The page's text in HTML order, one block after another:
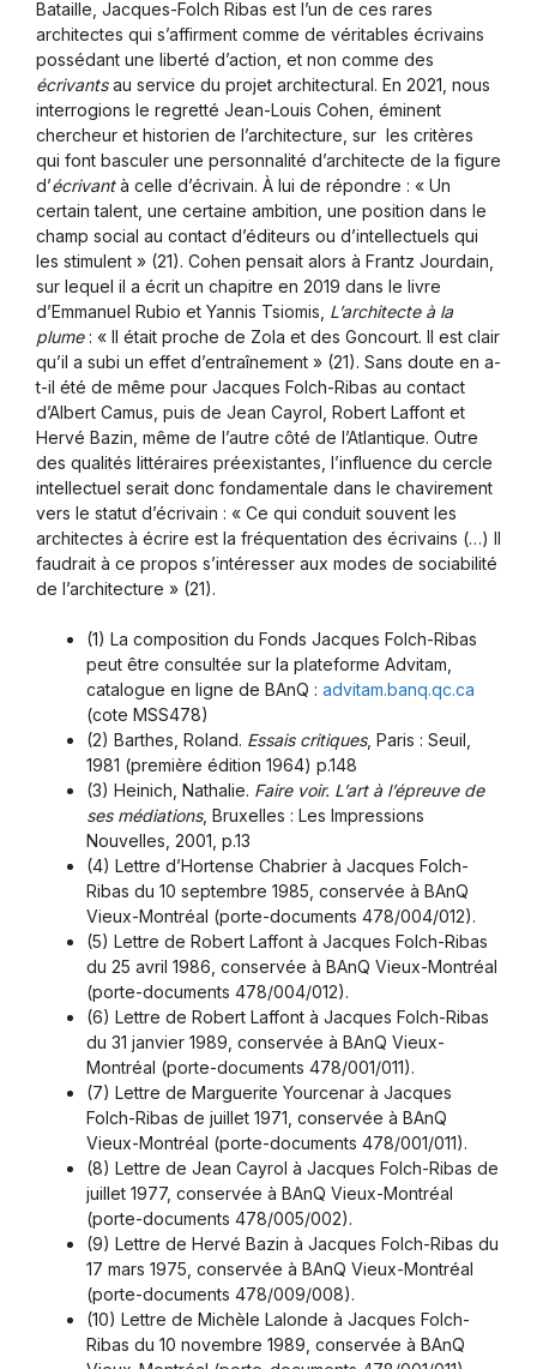
Bataille, Jacques-Folch Ribas est l’un de ces rares
architectes qui s’affirment comme de véritables écrivains
possédant une liberté d’action, et non comme des
écrivantsau service du projet architectural. En 2021, nous
interrogions le regretté Jean-Louis Cohen, éminent
chercheur et historien de l’architecture, sur les critères
qui font basculer une personnalité d’architecte de la figure
d’écrivantà celle d’écrivain. À lui de répondre : « Un
certain talent, une certaine ambition, une position dans le
champ social au contact d’éditeurs ou d’intellectuels qui
les stimulent » (21). Cohen pensait alors à Frantz Jourdain,
sur lequel il a écrit un chapitre en 2019 dans le livre
d’Emmanuel Rubio et Yannis Tsiomis, L’architecte à la
plume: « Il était proche de Zola et des Goncourt. Il est clair
qu’il a subi un effet d’entraînement » (21). Sans doute en a-
t-il été de même pour Jacques Folch-Ribas au contact
d’Albert Camus, puis de Jean Cayrol, Robert Laffont et
Hervé Bazin, même de l’autre côté de l’Atlantique. Outre
des qualités littéraires préexistantes, l’influence du cercle
intellectuel serait donc fondamentale dans le chavirement
vers le statut d’écrivain : « Ce qui conduit souvent les
architectes à écrire est la fréquentation des écrivains (…) Il
faudrait à ce propos s’intéresser aux modes de sociabilité
de l’architecture » (21).
(1) La composition du Fonds Jacques Folch-Ribas
peut être consultée sur la plateforme Advitam,
catalogue en ligne de BAnQ : advitam.banq.qc.ca
(cote MSS478)
(2) Barthes, Roland. Essais critiques, Paris : Seuil,
1981 (première édition 1964) p.148
(3) Heinich, Nathalie. Faire voir. L’art à l’épreuve de
ses médiations, Bruxelles : Les Impressions
Nouvelles, 2001, p.13
(4) Lettre d’Hortense Chabrier à Jacques Folch-
Ribas du 10 septembre 1985, conservée à BAnQ
Vieux-Montréal (porte-documents 478/004/012).
(5) Lettre de Robert Laffont à Jacques Folch-Ribas
du 25 avril 1986, conservée à BAnQ Vieux-Montréal
(porte-documents 478/004/012).
(6) Lettre de Robert Laffont à Jacques Folch-Ribas
du 31 janvier 1989, conservée à BAnQ Vieux-
Montréal (porte-documents 478/001/011).
(7) Lettre de Marguerite Yourcenar à Jacques
Folch-Ribas de juillet 1971, conservée à BAnQ
Vieux-Montréal (porte-documents 478/001/011).
(8) Lettre de Jean Cayrol à Jacques Folch-Ribas de
juillet 1977, conservée à BAnQ Vieux-Montréal
(porte-documents 478/005/002).
(9) Lettre de Hervé Bazin à Jacques Folch-Ribas du
17 mars 1975, conservée à BAnQ Vieux-Montréal
(porte-documents 478/009/008).
(10) Lettre de Michèle Lalonde à Jacques Folch-
Ribas du 10 novembre 1989, conservée à BAnQ